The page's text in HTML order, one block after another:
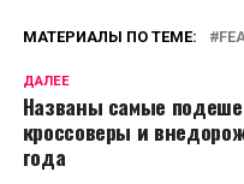
МАТЕРИАЛЫ ПО ТЕМЕ:
ДАЛЕЕ
Названы самые
кроссоверы и
года